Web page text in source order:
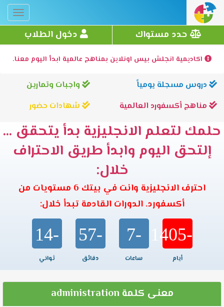
حدد مستواك دخول الطلاب
اكاديمية انجلش بيس اونلاين بمناهج عالمية ابدأ اليوم معنا.
دروس مسجلة يومياً
واجبات وتمارين
مناهج أكسفورد العالمية
شهادات حضور
حلمك لتعلم الانجليزية بدأ يتحقق ...
إلتحق اليوم وابدأ طريق الاحتراف
خلال:
احترف الانجليزية وانت في بيتك 6 مستويات من
أكسفورد. الدورات القادمة تبدأ خلال:
-1405
أيام
-7
ساعات
-57
دقائق
-14
ثواني
معنى كلمة administration